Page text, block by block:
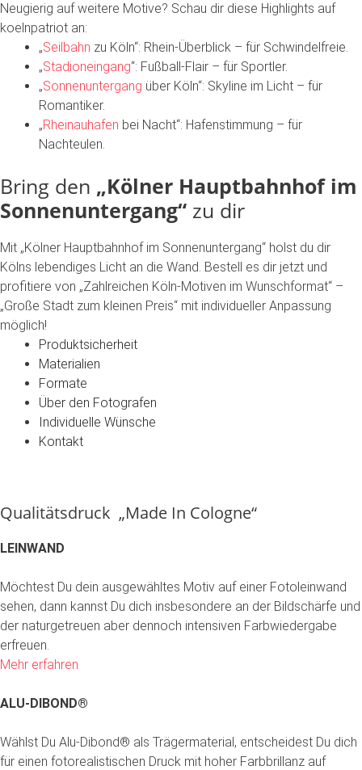
Neugierig aufweitere Motive? Schau dir diese Highlights auf
koelnpatriot an:
„Seilbahn zu Köln“: Rhein-Überblick – für Schwindelfreie.
„Stadioneingang“: Fußball-Flair – für Sportler.
„Sonnenuntergang über Köln“: Skyline im Licht – für
Romantiker.
„Rheinauhafen bei Nacht“: Hafenstimmung – für
Nachteulen.
Bring den „Kölner Hauptbahnhof im
Sonnenuntergang“ zu dir
Mit „Kölner Hauptbahnhof im Sonnenuntergang“ holst du dir
Kölns lebendiges Licht an die Wand. Bestell es dir jetzt und
profitiere von „Zahlreichen Köln-Motiven im Wunschformat“ –
„Große Stadt zum kleinen Preis“ mit individueller Anpassung
möglich!
Produktsicherheit
Materialien
Formate
Über den Fotografen
Individuelle Wünsche
Kontakt
Qualitätsdruck „Made In Cologne“
LEINWAND
Möchtest Du dein ausgewähltes Motiv auf einer Fotoleinwand
sehen, dann kannst Du dich insbesondere an der Bildschärfe und
der naturgetreuen aber dennoch intensiven Farbwiedergabe
erfreuen.
Mehr erfahren
ALU-DIBOND®
Wählst Du Alu-Dibond® als Trägermaterial, entscheidest Du dich
für einen fotorealistischen Druck mit hoher Farbbrillanz auf